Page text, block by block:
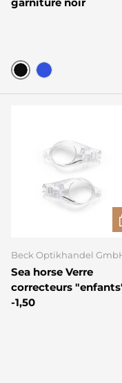
Noir
Beck Optikhandel
Sea horse Verre
correcteurs
-1,50